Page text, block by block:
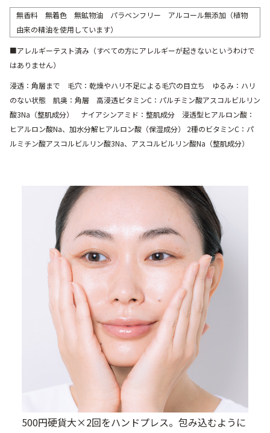
無香料 無着色 無鉱物油 パラベンフリー アルコール無添加（植物
由来の精油を使用しています）
■アレルギーテスト済み（すべての方にアレルギーが起きないというわけで
はありません）
浸透：角層まで 毛穴：乾燥やハリ不足による毛穴の目立ち ゆるみ：ハリ
のない状態 肌奥：角層 高浸透ビタミンC：パルチミン酸アスコルビルリン
酸3Na（整肌成分） ナイアシンアミド：整肌成分 浸透型ヒアルロン酸：
ヒアルロン酸Na、加水分解ヒアルロン酸（保湿成分） 2種のビタミンC：パ
ルミチン酸アスコルビルリン酸3Na、アスコルビルリン酸Na（整肌成分）
500円硬貨大×2回をハンドプレス。包み込むように